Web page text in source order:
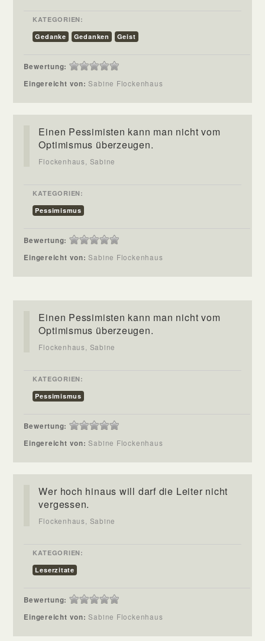
KATEGORIEN:
Gedanke
Gedanken Geist
Bewertung:
Eingereicht von:Sabine Flockenhaus
Einen Pessimisten kann man nicht vom
Optimismus überzeugen.
Flockenhaus, Sabine
KATEGORIEN:
Pessimismus
Bewertung:
Eingereicht von:Sabine Flockenhaus
Einen Pessimisten kann man nicht vom
Optimismus überzeugen.
Flockenhaus, Sabine
KATEGORIEN:
Pessimismus
Bewertung:
Eingereicht von:Sabine Flockenhaus
Wer hoch hinaus will darf die Leiter nicht
vergessen.
Flockenhaus, Sabine
KATEGORIEN:
Leserzitate
Bewertung:
Eingereicht von:Sabine Flockenhaus